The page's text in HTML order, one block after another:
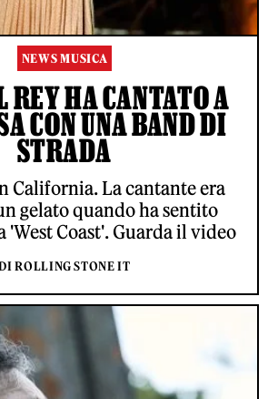
NEWS MUSICA
REY HA CANTATO A
CON UNA BAND DI
STRADA
California. La cantante era
gelato quando ha sentito
'West Coast'. Guarda il video
ROLLING STONE IT